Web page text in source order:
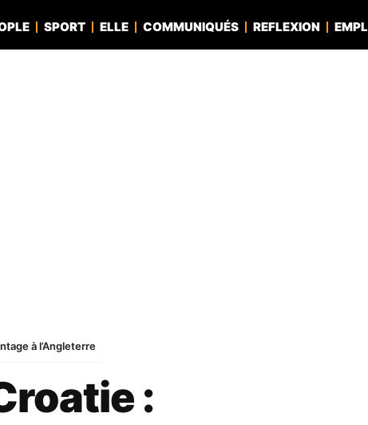
SPORT ELLE COMMUNIQUÉS REFLEXION
à l’Angleterre
: